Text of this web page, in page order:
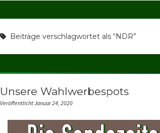
Beiträge verschlagwortet als “NDR”
Unsere Wahlwerbespots
Veröffentlicht Januar 24, 2020